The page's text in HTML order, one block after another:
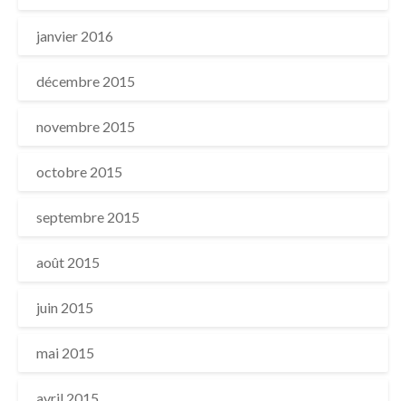
janvier 2016
décembre 2015
novembre 2015
octobre 2015
septembre 2015
août 2015
juin 2015
mai 2015